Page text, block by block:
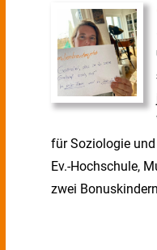
für Soziologie
Ev.-Hochschule,
zwei